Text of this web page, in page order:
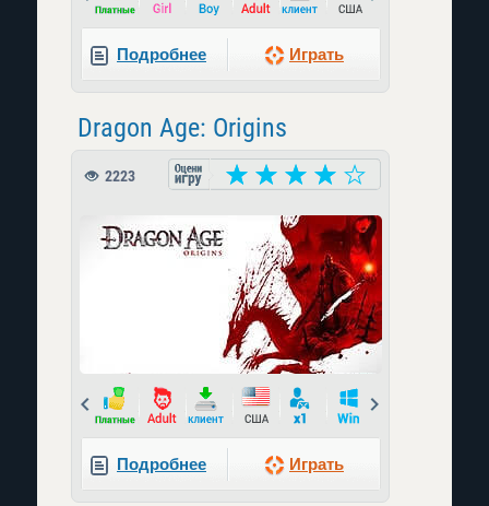
Подробнее Играть
Dragon Age: Origins
2223
Prev
Подробнее Играть